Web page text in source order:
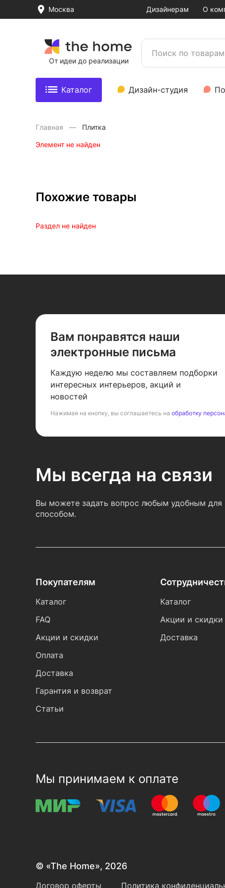
Москва Дизайнерам О
От идеи до реализации
Каталог Дизайн-студия
Главная Плитка
Элемент не найден
Похожие товары
Раздел не найден
Вам понравятся наши
электронные письма
Каждую неделю мы составляем подборки
интересных интерьеров, акций и
новостей
Нажимая на кнопку, вы соглашаетесь на обработку
Мы всегда на связи
Вы можете задать вопрос любым удобным для
способом.
Покупателям
Каталог
FAQ
Акции и скидки
Оплата
Доставка
Гарантия и возврат
Статьи
Каталог
Акции и скидки
Доставка
Мы принимаем к оплате
© «The Home», 2026
Договор оферты Политика